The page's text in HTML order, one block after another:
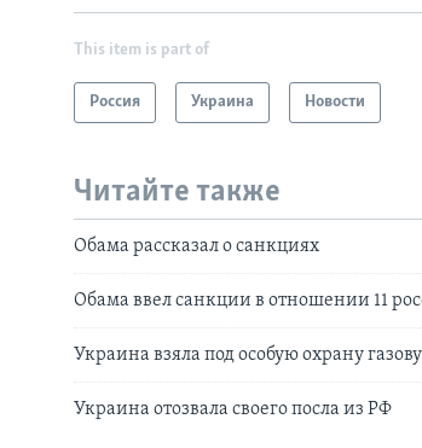
This item is part of
Россия Украина Новости
Читайте также
Обама рассказал о санкциях
Обама ввел санкции в отношении 11
Украина взяла под особую охрану
Украина отозвала своего посла из РФ